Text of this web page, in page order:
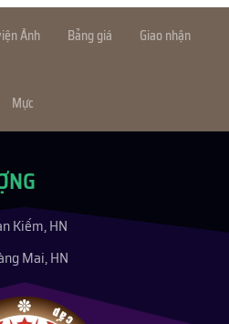
Ảnh Bảng giá
Giao nhận
Mực
Kiếm, HN
Mai, HN